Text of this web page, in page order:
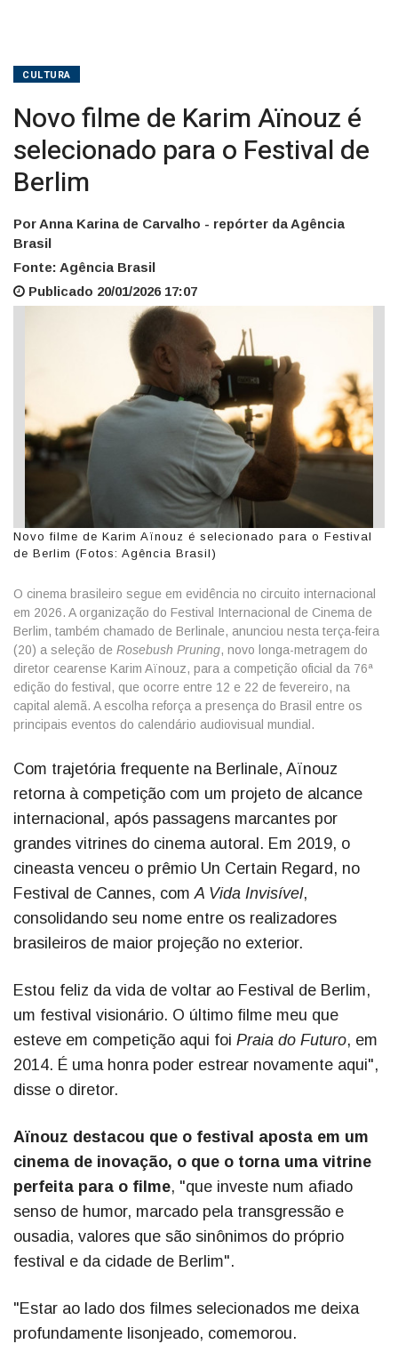
CULTURA
Novo filme de Karim Aïnouz é
selecionado para o Festival de
Berlim
Por Anna Karina de Carvalho - repórter da Agência
Brasil
Fonte: Agência Brasil
Publicado 20/01/2026 17:07
Novo filme de Karim Aïnouz é selecionado para o Festival
de Berlim (Fotos: Agência Brasil)
O cinema brasileiro segue em evidência no circuito internacional
em 2026. A organização do Festival Internacional de Cinema de
Berlim, também chamado de Berlinale, anunciou nesta terça-feira
(20) a seleção de Rosebush Pruning, novo longa-metragem do
diretor cearense Karim Aïnouz, para a competição oficial da 76ª
edição do festival, que ocorre entre 12 e 22 de fevereiro, na
capital alemã. A escolha reforça a presença do Brasil entre os
principais eventos do calendário audiovisual mundial.
Com trajetória frequente na Berlinale, Aïnouz
retorna à competição com um projeto de alcance
internacional, após passagens marcantes por
grandes vitrines do cinema autoral. Em 2019, o
cineasta venceu o prêmio Un Certain Regard, no
Festival de Cannes, comA Vida Invisível,
consolidando seu nome entre os realizadores
brasileiros de maior projeção no exterior.
Estou feliz da vida de voltar ao Festival de Berlim,
um festival visionário. O último filme meu que
esteve em competição aqui foi Praia do Futuro, em
2014. É uma honra poder estrear novamente aqui",
disse o diretor.
Aïnouz destacou que o festival aposta em um
cinema de inovação, o que o torna uma vitrine
perfeita para o filme, "que investe num afiado
senso de humor, marcado pela transgressão e
ousadia, valores que são sinônimos do próprio
festival e da cidade de Berlim".
"Estar ao lado dos filmes selecionados me deixa
profundamente lisonjeado, comemorou.